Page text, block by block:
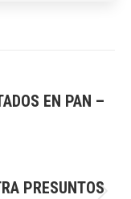
EN PAN –
PRESUNTOS